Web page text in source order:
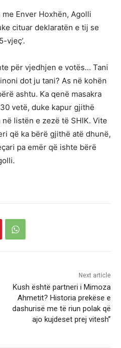
Enver Hoxhën, Agolli
cituar deklaratën e tij se
vjeç’.
për vjedhjen e votës… Tani
dot ju tani? As në kohën
ashtu. Ka qenë masakra
vetë, duke kapur gjithë
listën e zezë të SHIK. Vite
që ka bërë gjithë atë dhunë,
pa emër që ishte bërë
Next article
Kush është partneri i Mimoza
Ahmetit? Historia prekëse e
dashurisë me të riun polak që
ajo kujdeset prej vitesh”